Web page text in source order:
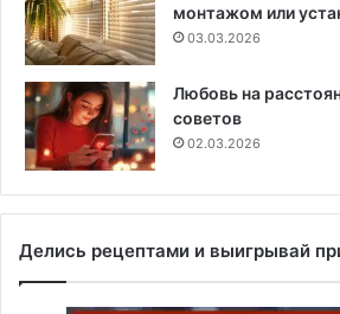
монтажом или
03.03.2026
Любовь на
советов
02.03.2026
Делись рецептами и выигрывай